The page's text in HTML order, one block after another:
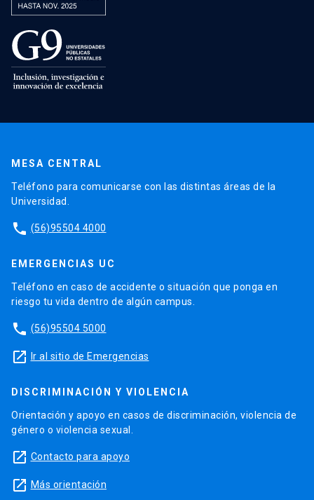
MESA CENTRAL
Teléfono para comunicarse con las distintas áreas de la
Universidad.
phone (56)95504 4000
EMERGENCIAS UC
Teléfono en caso de accidente o situación que ponga en
riesgo tu vida dentro de algún campus.
phone (56)95504 5000
launch Ir al sitio de Emergencias
DISCRIMINACIÓN Y VIOLENCIA
Orientación y apoyo en casos de discriminación, violencia de
género o violencia sexual.
launch Contacto para apoyo
launch Más orientación